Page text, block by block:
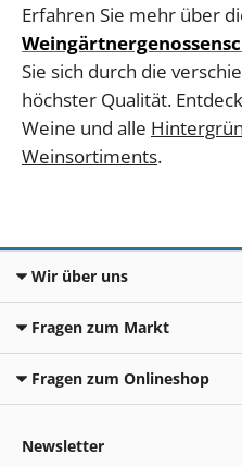
Erfahren Sie mehr über
Sie sich durch die
höchster Qualität.
Weine und alle
Weinsortiments.
Wir über uns
Fragen zum Markt
Fragen zum Onlineshop
Newsletter